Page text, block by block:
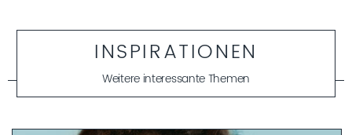
INSPIRATIONEN
Weitere interessante Themen